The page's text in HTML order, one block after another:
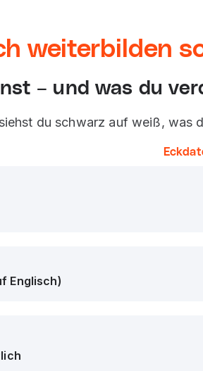
weiterbilden
– und was du
du schwarz auf weiß, was
Englisch)